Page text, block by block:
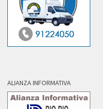
ALIANZA INFORMATIVA